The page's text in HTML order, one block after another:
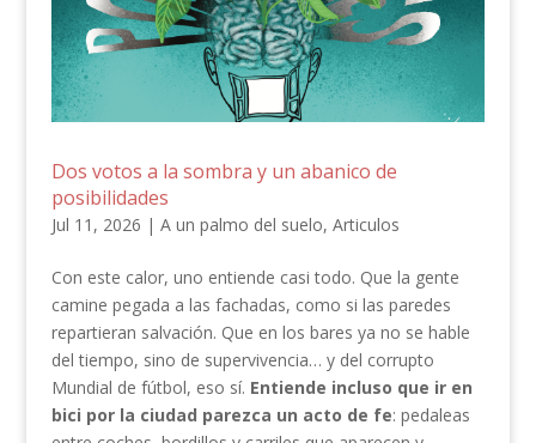
Dos votos a la sombra y un abanico de
posibilidades
Jul 11, 2026 | A un palmo del suelo, Articulos
Con este calor, uno entiende casi todo. Que la gente
camine pegada a las fachadas, como si las paredes
repartieran salvación. Que en los bares ya no se hable
del tiempo, sino de supervivencia… y del corrupto
Mundial de fútbol, eso sí. Entiende incluso que ir en
bici por la ciudad parezca un acto de fe: pedaleas